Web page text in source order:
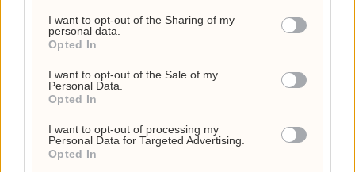
I want to opt-out of the Sharing of my
personal data.
Opted In
I want to opt-out of the Sale of my
Personal Data.
Opted In
I want to opt-out of processing my
Personal Data for Targeted Advertising.
Opted In
og en ødelagt institusjonell ramme. Dette har
reelle dollarinntekter og gjør den